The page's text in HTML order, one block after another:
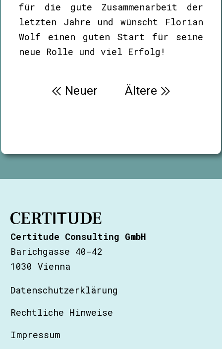
für die gute Zusammenarbeit der
letzten Jahre und wünscht Florian
Wolf einen guten Start für seine
neue Rolle und viel Erfolg!
Beitragsnavigation Ältere
Neuer
Certitude Consulting GmbH
Barichgasse 40-42
1030 Vienna
Datenschutzerklärung
Rechtliche Hinweise
Impressum